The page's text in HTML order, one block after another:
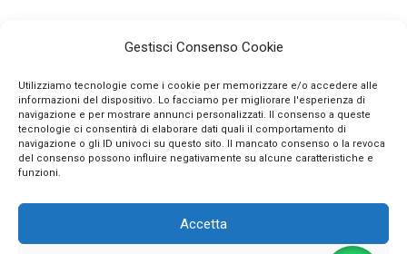
Gestisci Consenso Cookie
Utilizziamo tecnologie come i cookie per memorizzare e/o accedere alle
informazioni del dispositivo. Lo facciamo per migliorare l'esperienza di
navigazione e per mostrare annunci personalizzati. Il consenso a queste
tecnologie ci consentirà di elaborare dati quali il comportamento di
navigazione o gli ID univoci su questo sito. Il mancato consenso o la revoca
del consenso possono influire negativamente su alcune caratteristiche e
funzioni.
Accetta
INFO
SEGUICI SUI SOCIAL